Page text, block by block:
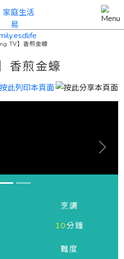
TV】香煎金蠔
香煎金蠔
Next
烹調
10分鐘
難度